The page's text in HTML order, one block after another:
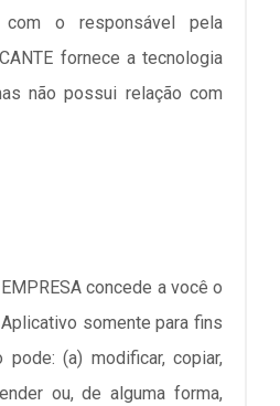
o responsável pela
fornece a tecnologia
não possui relação com
concede a você o
somente para fins
(a) modificar, copiar,
ou, de alguma forma,